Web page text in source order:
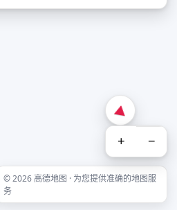
+ −
© 2026 高德地图 · 为您提供准确的地图服
务